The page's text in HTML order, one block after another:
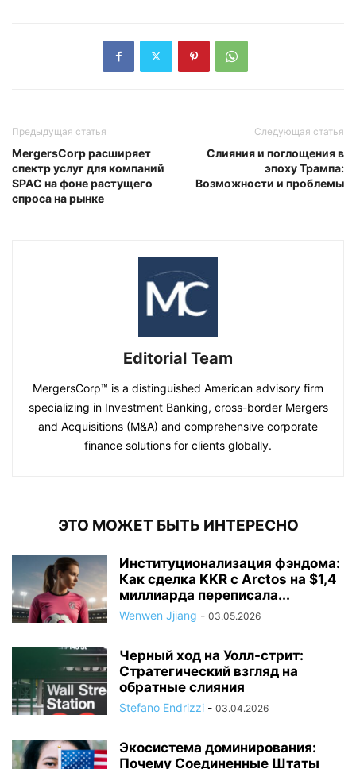
Предыдущая статья
MergersCorp расширяет
спектр услуг для компаний
SPAC на фоне растущего
спроса на рынке
Следующая статья
Слияния и поглощения в
эпоху Трампа:
Возможности и проблемы
Editorial Team
MergersCorp™ is a distinguished American advisory firm
specializing in Investment Banking, cross-border Mergers
and Acquisitions (M&A) and comprehensive corporate
finance solutions for clients globally.
ЭТО МОЖЕТ БЫТЬ ИНТЕРЕСНО
Институционализация фэндома:
Как сделка KKR с Arctos на $1,4
миллиарда переписала...
Wenwen Jjiang - 03.05.2026
Черный ход на Уолл-стрит:
Стратегический взгляд на
обратные слияния
Stefano Endrizzi - 03.04.2026
Экосистема доминирования:
Почему Соединенные Штаты